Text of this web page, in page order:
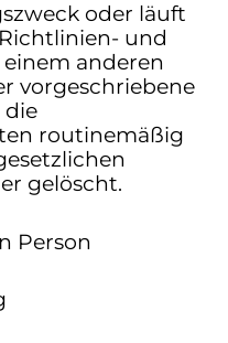
oder läuft
und
anderen
vorgeschriebene
die
routinemäßig
gelöscht.
Person